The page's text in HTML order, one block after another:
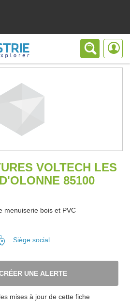
VOLTECH LES
85100
menuiserie bois et PVC
Siège social
UNE ALERTE
mises à jour de cette fiche